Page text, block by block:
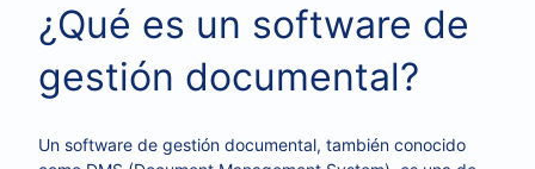
¿Qué es un software de
gestión documental?
Un software de gestión documental, también conocido